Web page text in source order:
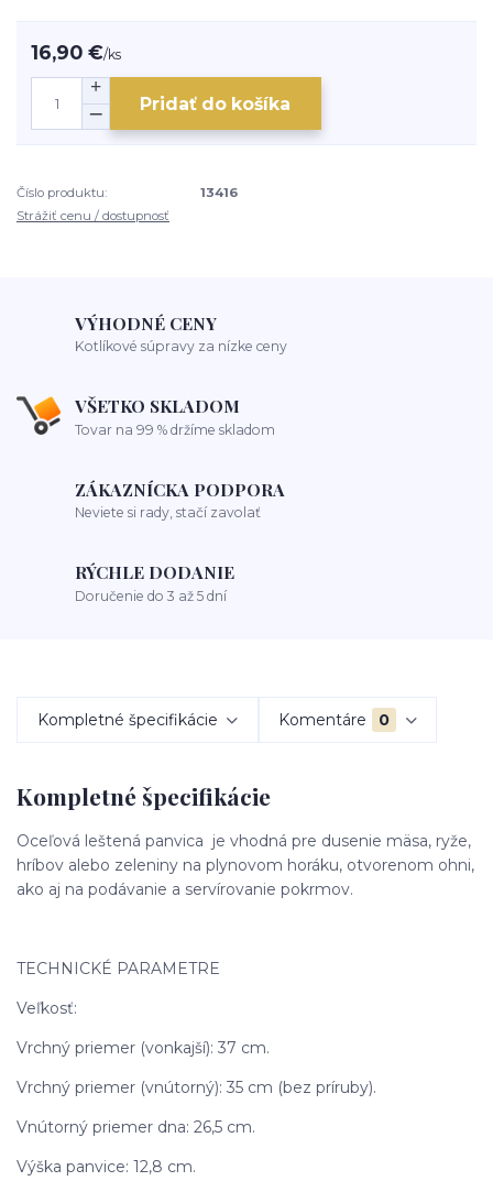
16,90 €/ks
Pridať do košíka
Číslo produktu:
13416
Strážiť cenu / dostupnosť
VÝHODNÉ CENY
Kotlíkové súpravy za nízke ceny
VŠETKO SKLADOM
Tovar na 99 % držíme skladom
ZÁKAZNÍCKA PODPORA
Neviete si rady, stačí zavolať
RÝCHLE DODANIE
Doručenie do 3 až 5 dní
Kompletné špecifikácie Komentáre 0
Kompletné špecifikácie
Oceľová leštená panvica je vhodná pre dusenie mäsa, ryže,
hríbov alebo zeleniny na plynovom horáku, otvorenom ohni,
ako aj na podávanie a servírovanie pokrmov.
TECHNICKÉ PARAMETRE
Veľkosť:
Vrchný priemer (vonkajší): 37 cm.
Vrchný priemer (vnútorný): 35 cm (bez príruby).
Vnútorný priemer dna: 26,5 cm.
Výška panvice: 12,8 cm.